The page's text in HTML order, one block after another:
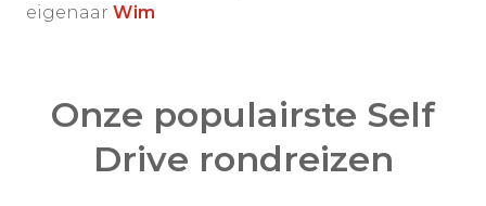
eigenaar Wim
Onze populairste Self
Drive rondreizen